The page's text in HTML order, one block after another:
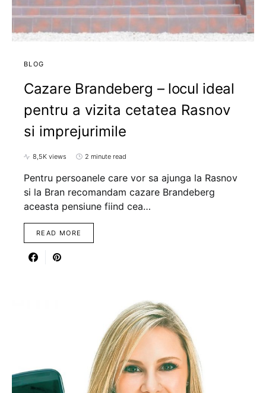
BLOG
Cazare Brandeberg – locul ideal
pentru a vizita cetatea Rasnov
si imprejurimile
8,5K views 2 minute read
Pentru persoanele care vor sa ajunga la Rasnov
si la Bran recomandam cazare Brandeberg
aceasta pensiune fiind cea…
READ MORE